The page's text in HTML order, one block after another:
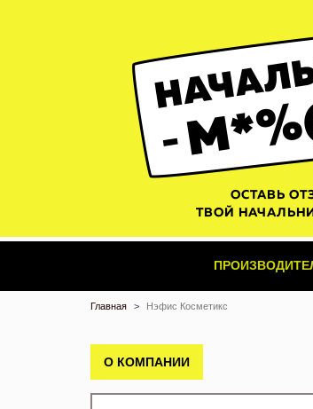
Главная Нэфис Косметикс
О КОМПАНИИ